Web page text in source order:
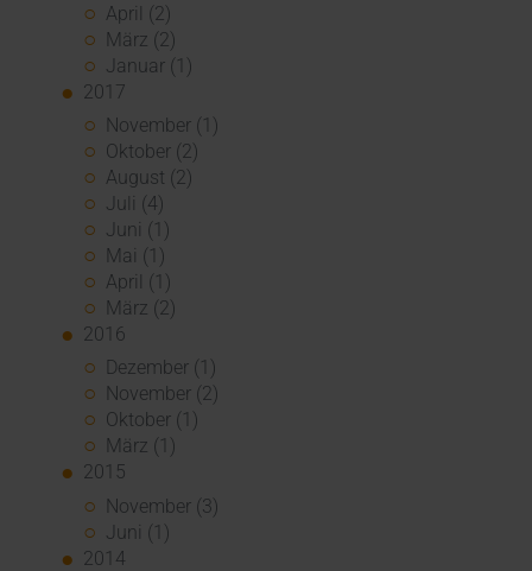
April (2)
März (2)
Januar (1)
2017
November (1)
Oktober (2)
August (2)
Juli (4)
Juni (1)
Mai (1)
April (1)
März (2)
2016
Dezember (1)
November (2)
Oktober (1)
März (1)
2015
November (3)
Juni (1)
2014